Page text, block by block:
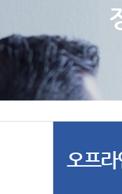
정보
자문단(강
오프라